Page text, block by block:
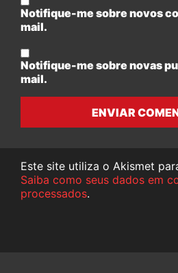
Notifique-me sobre novos
mail.
Notifique-me sobre novas
mail.
ENVIAR
Este site utiliza o Akismet
Saiba como seus dados em
processados.